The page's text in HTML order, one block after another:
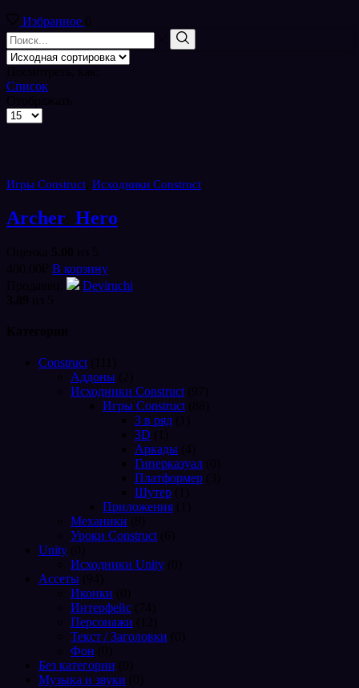
Избранное
Поиск
входа
Поиск
Список
Товаров
Игры Construct Исходники Construct
Archer_Hero
В корзину
Deviruchi
Construct
Аддоны
Исходники Construct
Игры Construct
3 в ряд
3D
Аркады
Гиперказуал
Платформер
Шутер
Приложения
Механики
Уроки Construct
Unity
Исходники Unity
Ассеты
Иконки
Интерфейс
Персонажи
Текст / Заголовки
Фон
Без категории
Музыка и звуки